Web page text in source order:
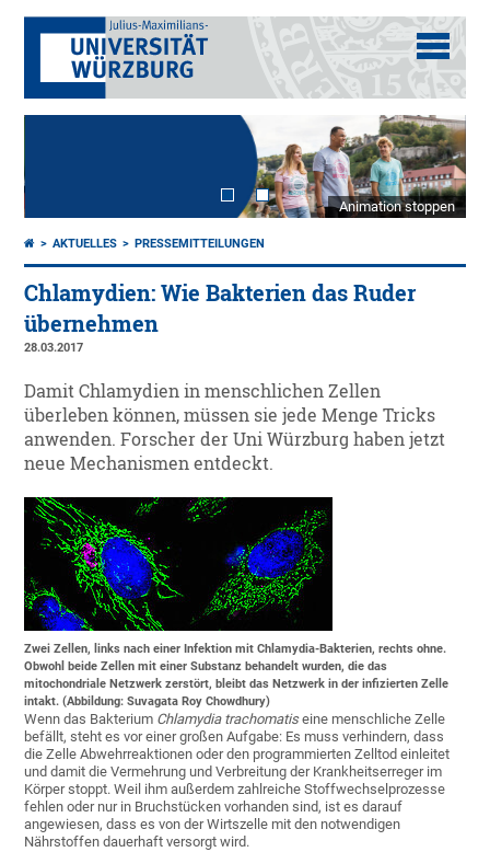
Animation stoppen
AKTUELLES PRESSEMITTEILUNGEN
Chlamydien: Wie Bakterien das Ruder
übernehmen
28.03.2017
Damit Chlamydien in menschlichen Zellen
überleben können, müssen sie jede Menge Tricks
anwenden. Forscher der Uni Würzburg haben jetzt
neue Mechanismen entdeckt.
Zwei Zellen, links nach einer Infektion mit Chlamydia-Bakterien, rechts ohne.
Obwohl beide Zellen mit einer Substanz behandelt wurden, die das
mitochondriale Netzwerk zerstört, bleibt das Netzwerk in der infizierten Zelle
intakt. (Abbildung: Suvagata Roy Chowdhury)
Wenn das Bakterium Chlamydia trachomatiseine menschliche Zelle
befällt, steht es vor einer großen Aufgabe: Es muss verhindern, dass
die Zelle Abwehrreaktionen oder den programmierten Zelltod einleitet
und damit die Vermehrung und Verbreitung der Krankheitserreger im
Körper stoppt. Weil ihm außerdem zahlreiche Stoffwechselprozesse
fehlen oder nur in Bruchstücken vorhanden sind, ist es darauf
angewiesen, dass es von der Wirtszelle mit den notwendigen
Nährstoffen dauerhaft versorgt wird.